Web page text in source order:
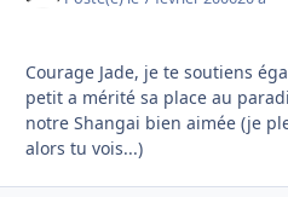
Courage Jade, je te soutiens
petit a mérité sa place au
notre Shangai bien aimée (je
alors tu vois...)